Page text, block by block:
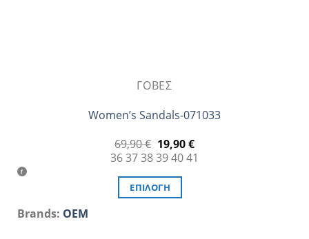
ΓΌΒΕΣ
Women’s Sandals-071033
69,90€ Original
price
was:
69,90 €.
19,90€Η
τρέχουσα
τιμή
363738394041
ΕΠΙΛΟΓΉ
Brands: OEM